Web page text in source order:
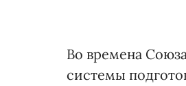
Во времена
системы